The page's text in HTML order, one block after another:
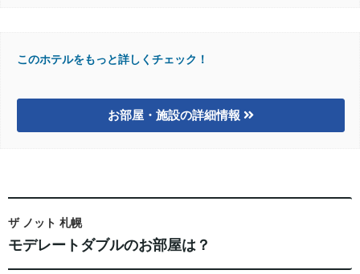
このホテルをもっと詳しくチェック！
お部屋・施設の詳細情報
ザ ノット 札幌
モデレートダブルのお部屋は？